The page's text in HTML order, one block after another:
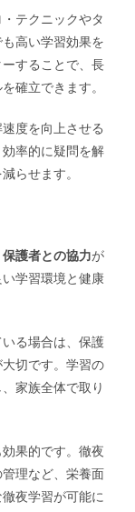
テクニックやタ
高い学習効果を
することで、長
確立できます。
度を向上させる
率的に疑問を解
らせます。
保護者との協力が
学習環境と健康
る場合は、保護
切です。学習の
家族全体で取り
果的です。徹夜
理など、栄養面
夜学習が可能に